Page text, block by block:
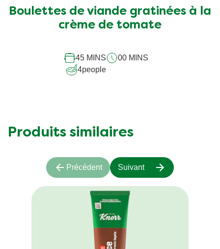
Boulettes de viande gratinées à la
crème de tomate
45 MINS
00 MINS
4people
Produits similaires
Précédent Suivant